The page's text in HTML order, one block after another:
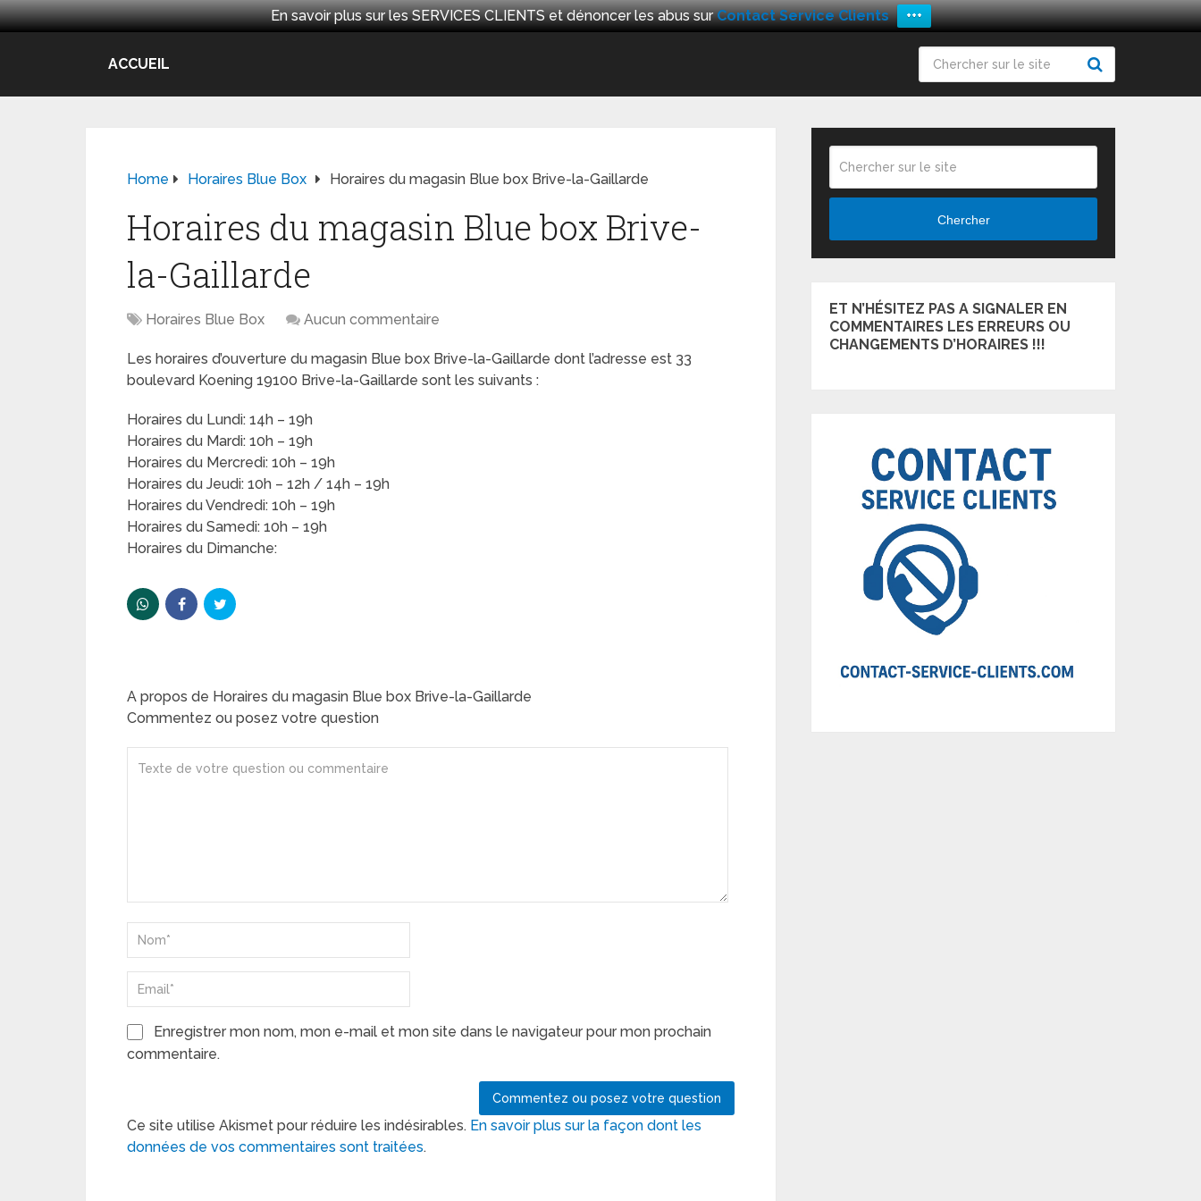
En savoir plus sur les SERVICES CLIENTS et dénoncer les abus surContact Service Clients +++
ACCUEIL
Home Horaires Blue Box Horaires du magasin Blue box Brive-la-Gaillarde
Horaires du magasin Blue box Brive-
la-Gaillarde
Horaires Blue Box Aucun commentaire
Les horaires d’ouverture du magasin Blue box Brive-la-Gaillarde dont l’adresse est 33
boulevard Koening 19100 Brive-la-Gaillarde sont les suivants :
Horaires du Lundi: 14h – 19h
Horaires du Mardi: 10h – 19h
Horaires du Mercredi: 10h – 19h
Horaires du Jeudi: 10h – 12h / 14h – 19h
Horaires du Vendredi: 10h – 19h
Horaires du Samedi: 10h – 19h
Horaires du Dimanche:
A propos de Horaires du magasin Blue box Brive-la-Gaillarde
Commentez ou posez votre question
Enregistrer mon nom, mon e-mail et mon site dans le navigateur pour mon prochain
commentaire.
Ce site utilise Akismet pour réduire les indésirables. En savoir plus sur la façon dont les
données de vos commentaires sont traitées.
Chercher
ET N’HÉSITEZ PAS A SIGNALER EN
COMMENTAIRES LES ERREURS OU
CHANGEMENTS D’HORAIRES !!!